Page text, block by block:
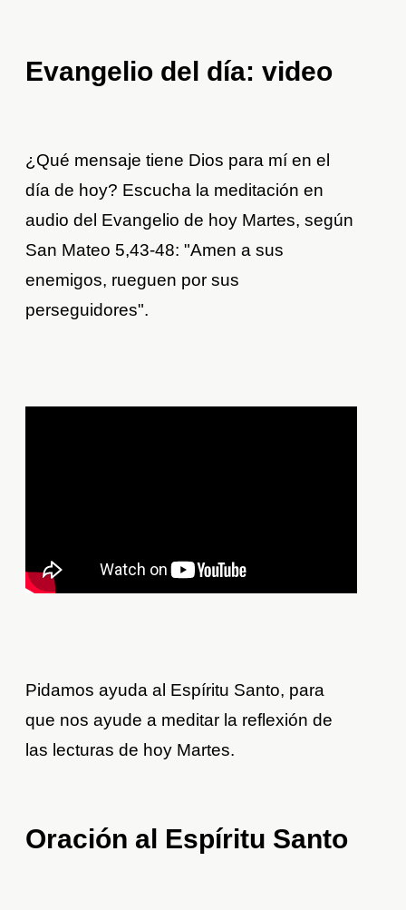
Evangelio del día: video
¿Qué mensaje tiene Dios para mí en el
día de hoy? Escucha la meditación en
audio del Evangelio de hoy Martes, según
San Mateo 5,43-48: "Amen a sus
enemigos, rueguen por sus
perseguidores".
Pidamos ayuda al Espíritu Santo, para
que nos ayude a meditar la reflexión de
las lecturas de hoy Martes.
Oración al Espíritu Santo